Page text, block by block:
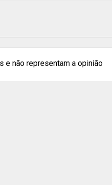
e não representam a opinião